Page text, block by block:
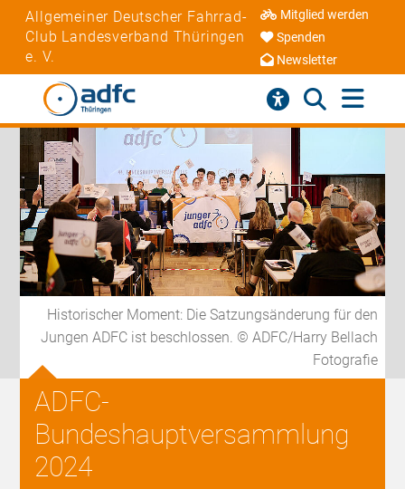
Allgemeiner Deutscher Fahrrad-
Club Landesverband Thüringen
e. V.
Mitglied werden
Spenden
Newsletter
Historischer Moment: Die Satzungsänderung für den
Jungen ADFC ist beschlossen. © ADFC/Harry Bellach
Fotografie
ADFC-
Bundeshauptversammlung
2024